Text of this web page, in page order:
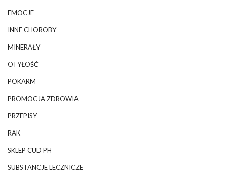
EMOCJE
INNE CHOROBY
MINERAŁY
OTYŁOŚĆ
POKARM
PROMOCJA ZDROWIA
PRZEPISY
RAK
SKLEP CUD PH
SUBSTANCJE LECZNICZE